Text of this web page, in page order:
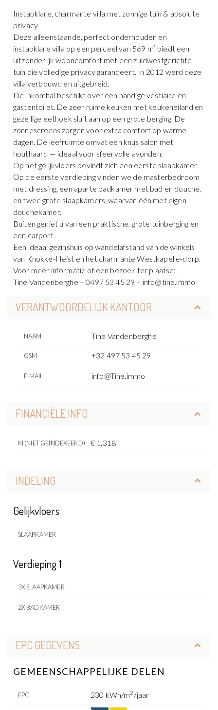
Instapklare, charmante villa met zonnige tuin & absolute
privacy
Deze alleenstaande, perfect onderhouden en
instapklare villa op een perceel van 569 m² biedt een
uitzonderlijk wooncomfort met een zuidwestgerichte
tuin die volledige privacy garandeert. In 2012 werd deze
villa verbouwd en uitgebreid.
De inkomhal beschikt over een handige vestiaire en
gastentoilet. De zeer ruime keuken met keukeneiland en
gezellige eethoek sluit aan op een grote berging. De
zonnescreens zorgen voor extra comfort op warme
dagen. De leefruimte omvat een knus salon met
houthaard — ideaal voor sfeervolle avonden.
Op het gelijkvloers bevindt zich een eerste slaapkamer.
Op de eerste verdieping vinden we de masterbedroom
met dressing, een aparte badkamer met bad en douche,
en twee grote slaapkamers, waarvan één met eigen
douchekamer.
Buiten geniet u van een praktische, grote tuinberging en
een carport.
Een ideaal gezinshuis op wandelafstand van de winkels
van Knokke-Heist en het charmante Westkapelle-dorp.
Voor meer informatie of een bezoek ter plaatse:
Tine Vandenberghe – 0497 53 45 29 – info@tine.immo
VERANTWOORDELIJK KANTOOR
NAAM Tine Vandenberghe
GSM +32 497 53 45 29
E-MAIL info@Tine.immo
FINANCIËLE INFO
KI (NIET GEÏNDEXEERD) € 1.318
INDELING
Gelijkvloers
SLAAPKAMER
Verdieping 1
3X SLAAPKAMER
2X BADKAMER
EPC GEGEVENS
GEMEENSCHAPPELIJKE DELEN
EPC 230 kWh/m2 /jaar